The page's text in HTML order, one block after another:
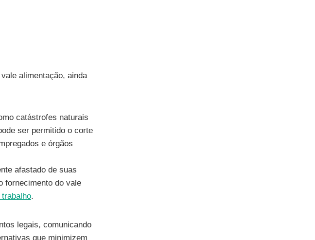
alimentação, ainda
catástrofes naturais
ser permitido o corte
e órgãos
afastado de suas
fornecimento do vale
.
legais, comunicando
que minimizem